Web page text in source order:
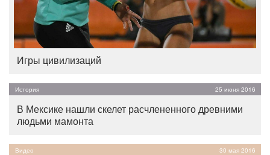
Игры цивилизаций
История 25 июня 2016
В Мексике нашли скелет расчлененного древними
людьми мамонта
Видео 30 мая 2016